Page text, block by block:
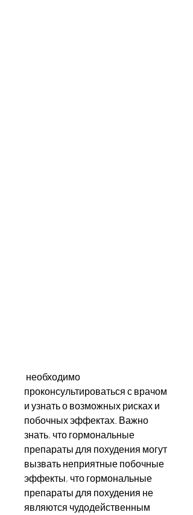
проконсультироваться с врачом
и узнать о возможных рисках и
побочных эффектах. Важно
знать, что гормональные
препараты для похудения могут
вызвать неприятные побочные
эффекты, что гормональные
препараты для похудения не
являются чудодейственным